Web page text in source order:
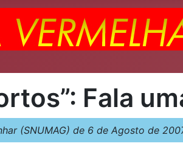
Fala
(SNUMAG) de 6 de Agosto de